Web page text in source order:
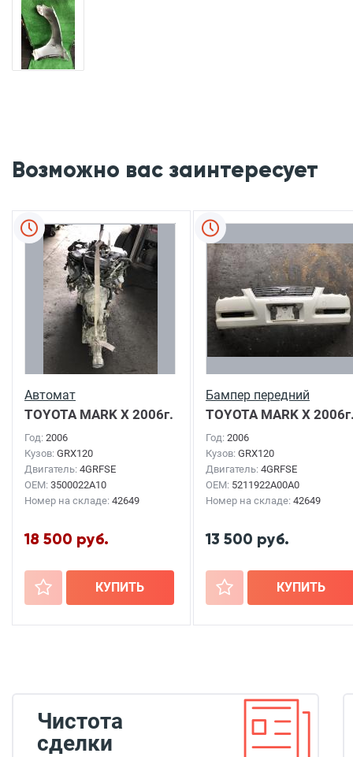
Возможно вас заинтересует
Автомат
TOYOTA MARK X 2006г.
Год: 2006
Кузов: GRX120
Двигатель: 4GRFSE
OEM: 3500022A10
Номер на складе: 42649
18 500 руб.
+ КУПИТЬ
Бампер передний
TOYOTA MARK X
Год: 2006
Кузов: GRX120
Двигатель: 4GRFSE
OEM: 5211922A00A0
Номер на складе: 42649
13 500 руб.
+ КУПИТЬ
Чистота
сделки